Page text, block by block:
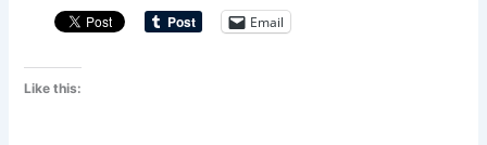
Email
Like this: